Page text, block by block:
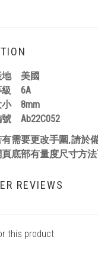
地 美國
級 6A
小 8mm
號 Ab22C052
需要更改手圍,請於
頁底部有量度尺寸方
REVIEWS
this product